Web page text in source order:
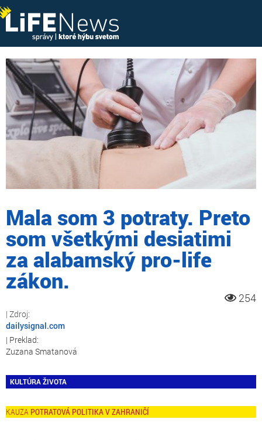
Mala som 3 potraty. Preto
som všetkými desiatimi
za alabamský pro-life
zákon.
254
dailysignal.com
Zuzana Smatanová
KULTÚRA ŽIVOTA
POTRATOVÁ POLITIKA V ZAHRANIČÍ